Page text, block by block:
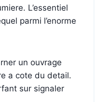
L’essentiel
parmi l’enorme
un ouvrage
a cote du detail.
sur signaler